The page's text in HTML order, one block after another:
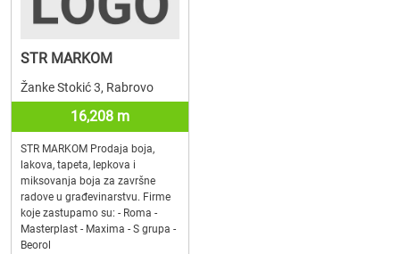
STR MARKOM
Žanke Stokić 3, Rabrovo
16,208 m
STR MARKOM Prodaja boja,
lakova, tapeta, lepkova i
miksovanja boja za završne
radove u građevinarstvu. Firme
koje zastupamo su: - Roma -
Masterplast - Maxima - S grupa -
Beorol